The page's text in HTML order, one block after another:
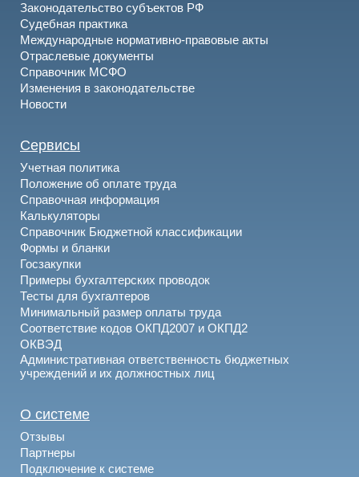
Законодательство субъектов РФ
Судебная практика
Международные нормативно-правовые акты
Отраслевые документы
Справочник МСФО
Изменения в законодательстве
Новости
Сервисы
Учетная политика
Положение об оплате труда
Справочная информация
Калькуляторы
Справочник Бюджетной классификации
Формы и бланки
Госзакупки
Примеры бухгалтерских проводок
Тесты для бухгалтеров
Минимальный размер оплаты труда
Соответствие кодов ОКПД2007 и ОКПД2
ОКВЭД
Административная ответственность бюджетных
учреждений и их должностных лиц
О системе
Отзывы
Партнеры
Подключение к системе